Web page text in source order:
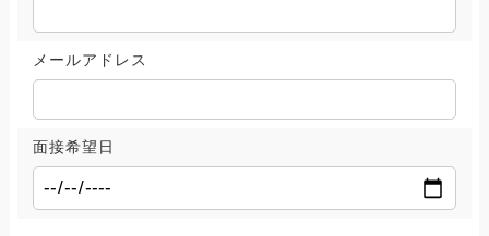
メールアドレス
面接希望日